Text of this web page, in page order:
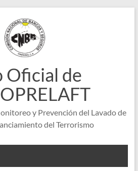
Oficial de
y Prevención del Lavado de
del Terrorismo